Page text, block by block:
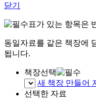
닫기
표가 있는 항목은
동일자료를 같은 책장에
됩니다.
책장선택
새 책장 만들어
선택한 자료